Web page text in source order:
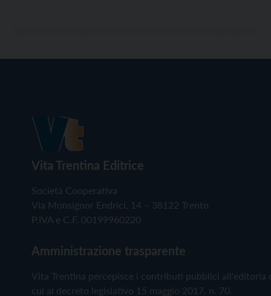
Vita Trentina Editrice
Società Cooperativa
Via Monsignor Endrici, 14 – 38122 Trento
P.IVA e C.F. 00199960220
Amministrazione trasparente
Vita Trentina percepisce i contributi pubblici all'editoria
cui al decreto legislativo 15 maggio 2017, n. 70.